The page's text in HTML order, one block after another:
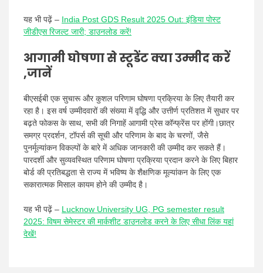
यह भी पढ़ें – India Post GDS Result 2025 Out: इंडिया पोस्ट
जीडीएस रिजल्ट जारी; डाउनलोड करें!
आगामी घोषणा से स्टूडेंट क्या उम्मीद करें
,जानें
बीएसईबी एक सुचारू और कुशल परिणाम घोषणा प्रक्रिया के लिए तैयारी कर
रहा है। इस वर्ष उम्मीदवारों की संख्या में वृद्धि और उत्तीर्ण प्रतिशत में सुधार पर
बढ़ते फोकस के साथ, सभी की निगाहें आगामी प्रेस कॉन्फ्रेंस पर होंगी।छात्र
समग्र प्रदर्शन, टॉपर्स की सूची और परिणाम के बाद के चरणों, जैसे
पुनर्मूल्यांकन विकल्पों के बारे में अधिक जानकारी की उम्मीद कर सकते हैं।
पारदर्शी और सुव्यवस्थित परिणाम घोषणा प्रक्रिया प्रदान करने के लिए बिहार
बोर्ड की प्रतिबद्धता से राज्य में भविष्य के शैक्षणिक मूल्यांकन के लिए एक
सकारात्मक मिसाल कायम होने की उम्मीद है।
यह भी पढ़ें – Lucknow University UG, PG semester result
2025: विषम सेमेस्टर की मार्कशीट डाउनलोड करने के लिए सीधा लिंक यहां
देखें!